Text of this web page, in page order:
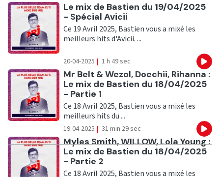
Ecouter
Le mix de Bastien du 19/04/2025
- Spécial Avicii
Ce 19 Avril 2025, Bastien vous a mixé les
meilleurs hits d'Avicii. ...
20-04-2025 | 1 h 49 sec
Ecouter
Mr Belt & Wezol, Doechii, Rihanna :
Le mix de Bastien du 18/04/2025
- Partie 1
Ce 18 Avril 2025, Bastien vous a mixé les
meilleurs hits du ...
19-04-2025 | 31 min 29 sec
Ecouter
Myles Smith, WILLOW, Lola Young :
Le mix de Bastien du 18/04/2025
- Partie 2
Ce 18 Avril 2025, Bastien vous a mixé les